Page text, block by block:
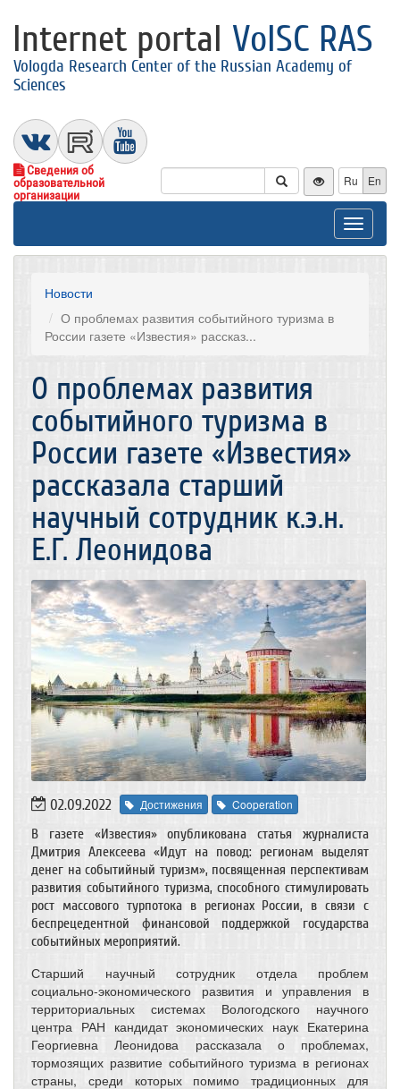
Internet portal VolSC RAS
Vologda Research Center of the Russian Academy of
Sciences
Сведения об
образовательной
организации
Ru En
Toggle
Новости
О проблемах развития событийного туризма в
России газете «Известия» рассказ...
О проблемах развития
событийного туризма в
России газете «Известия»
рассказала старший
научный сотрудник к.э.н.
Е.Г. Леонидова
02.09.2022 Достижения Cooperation
В газете «Известия» опубликована статья журналиста
Дмитрия Алексеева «Идут на повод: регионам выделят
денег на событийный туризм», посвященная перспективам
развития событийного туризма, способного стимулировать
рост массового турпотока в регионах России, в связи с
беспрецедентной финансовой поддержкой государства
событийных мероприятий.
Старший научный сотрудник отдела проблем
социально-экономического развития и управления в
территориальных системах Вологодского научного
центра РАН кандидат экономических наук Екатерина
Георгиевна Леонидова рассказала о проблемах,
тормозящих развитие событийного туризма в регионах
страны, среди которых помимо традиционных для